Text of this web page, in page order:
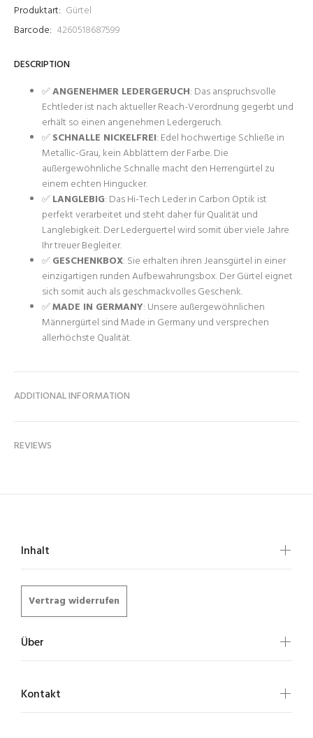
Produktart: Gürtel
Barcode: 4260518687599
DESCRIPTION
✅ANGENEHMER LEDERGERUCH: Das anspruchsvolle
Echtleder ist nach aktueller Reach-Verordnung gegerbt und
erhält so einen angenehmen Ledergeruch.
✅SCHNALLE NICKELFREI: Edel hochwertige Schließe in
Metallic-Grau, kein Abblättern der Farbe. Die
außergewöhnliche Schnalle macht den Herrengürtel zu
einem echten Hingucker.
✅LANGLEBIG: Das Hi-Tech Leder in Carbon Optik ist
perfekt verarbeitet und steht daher für Qualität und
Langlebigkeit. Der Lederguertel wird somit über viele Jahre
Ihr treuer Begleiter.
✅GESCHENKBOX: Sie erhalten ihren Jeansgürtel in einer
einzigartigen runden Aufbewahrungsbox. Der Gürtel eignet
sich somit auch als geschmackvolles Geschenk.
✅MADE IN GERMANY: Unsere außergewöhnlichen
Männergürtel sind Made in Germany und versprechen
allerhöchste Qualität.
ADDITIONAL INFORMATION
REVIEWS
Inhalt
Vertrag widerrufen
Über
Kontakt